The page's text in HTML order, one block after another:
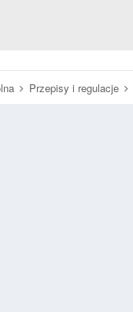
Przepisy i regulacje